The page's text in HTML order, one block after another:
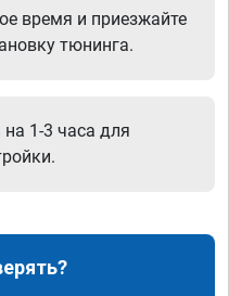
время и приезжайте
тюнинга.
1-3 часа для